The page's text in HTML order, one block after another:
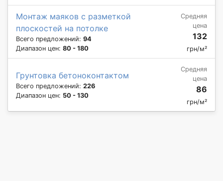
Монтаж маяков с разметкой
плоскостей на потолке
Всего предложений: 94
Диапазон цен: 80 - 180
Средняя
цена
132
грн/м²
Грунтовка бетоноконтактом
Всего предложений: 226
Диапазон цен: 50 - 130
Средняя
цена
86
грн/м²